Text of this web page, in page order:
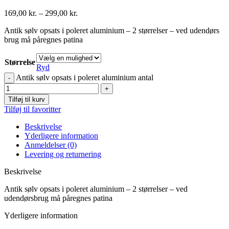
169,00 kr. – 299,00 kr.
Antik sølv opsats i poleret aluminium – 2 størrelser – ved udendørs
brug må påregnes patina
Størrelse
Ryd
Antik sølv opsats i poleret aluminium antal
Tilføj til kurv
Tilføj til favoritter
Beskrivelse
Yderligere information
Anmeldelser (0)
Levering og returnering
Beskrivelse
Antik sølv opsats i poleret aluminium – 2 størrelser – ved
udendørsbrug må påregnes patina
Yderligere information